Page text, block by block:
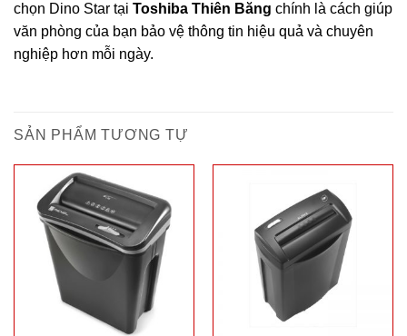
chọn Dino Star tại Toshiba Thiên Băng chính là cách giúp
văn phòng của bạn bảo vệ thông tin hiệu quả và chuyên
nghiệp hơn mỗi ngày.
SẢN PHẨM TƯƠNG TỰ